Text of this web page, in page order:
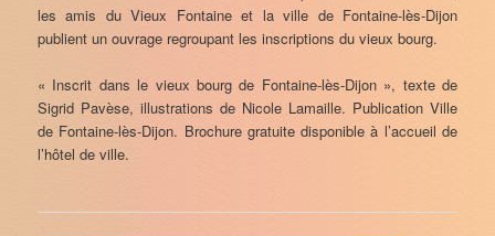
les amis du Vieux Fontaine et la ville de Fontaine-lès-Dijon
publient un ouvrage regroupant les inscriptions du vieux bourg.
« Inscrit dans le vieux bourg de Fontaine-lès-Dijon », texte de
Sigrid Pavèse, illustrations de Nicole Lamaille. Publication Ville
de Fontaine-lès-Dijon. Brochure gratuite disponible à l’accueil de
l’hôtel de ville.